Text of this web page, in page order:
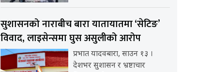
सुशासनको नाराबीच बारा यातायातमा ‘सेटिङ’
विवाद, लाइसेन्समा घुस असुलीको आरोप
प्रभात यादवबारा, साउन १३ ।
देशभर सुशासन र भ्रष्टाचार